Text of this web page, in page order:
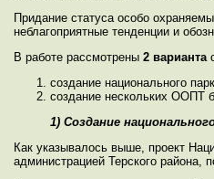
Придание статуса особо
неблагоприятные тенденции и
В работе рассмотрены 2 варианта
создание национального
создание нескольких ООПТ
1) Создание
Как указывалось выше, проект
администрацией Терского района,